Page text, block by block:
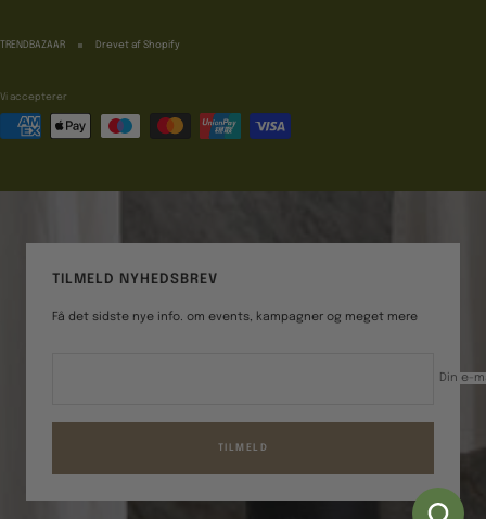
TRENDBAZAAR Drevet af Shopify
Vi accepterer
TILMELD NYHEDSBREV
Få det sidste nye info. om events, kampagner og meget mere
Din e-
TILMELD